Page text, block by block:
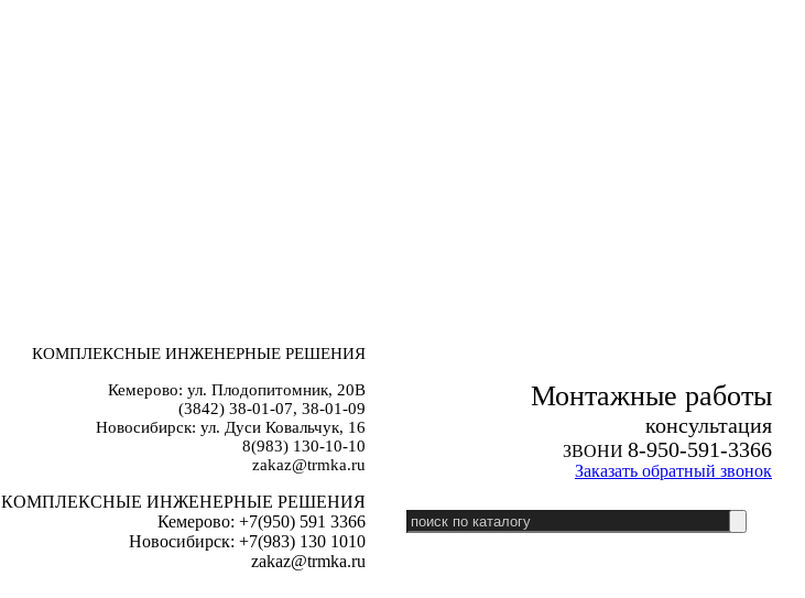
КОМПЛЕКСНЫЕ ИНЖЕНЕРНЫЕ РЕШЕНИЯ
Кемерово: ул. Плодопитомник, 20В
(3842) 38-01-07, 38-01-09
Новосибирск: ул. Дуси Ковальчук, 16
8(983) 130-10-10
zakaz@trmka.ru
КОМПЛЕКСНЫЕ ИНЖЕНЕРНЫЕ РЕШЕНИЯ
Кемерово: +7(950) 591 3366
Новосибирск: +7(983) 130 1010
zakaz@trmka.ru
Монтажные работы
консультация
ЗВОНИ 8-950-591-3366
Заказать обратный звонок